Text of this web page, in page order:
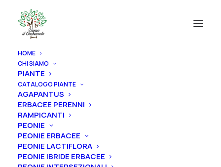
HOME
CHI SIAMO
PIANTE
CATALOGO PIANTE
AGAPANTUS
ERBACEE PERENNI
RAMPICANTI
PEONIE
PEONIE ERBACEE
PEONIE LACTIFLORA
PEONIE IBRIDE ERBACEE